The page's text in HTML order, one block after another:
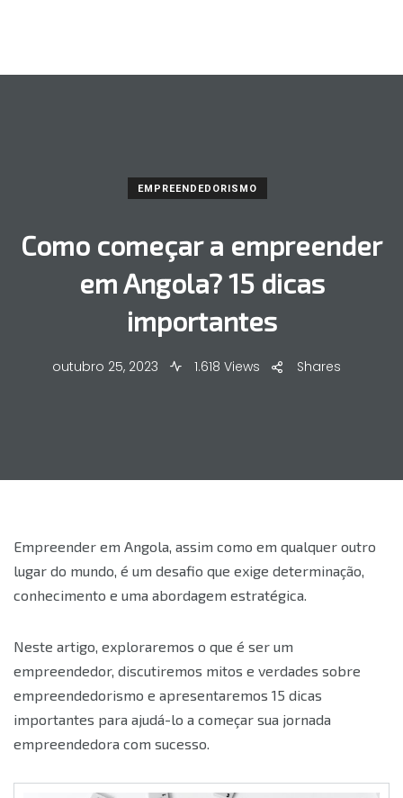
EMPREENDEDORISMO
Como começar a empreender
em Angola? 15 dicas
importantes
outubro 25, 2023 1.618 Views Shares
Empreender em Angola, assim como em qualquer outro
lugar do mundo, é um desafio que exige determinação,
conhecimento e uma abordagem estratégica.
Neste artigo, exploraremos o que é ser um
empreendedor, discutiremos mitos e verdades sobre
empreendedorismo e apresentaremos 15 dicas
importantes para ajudá-lo a começar sua jornada
empreendedora com sucesso.